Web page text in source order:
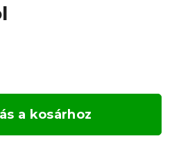
a kosárhoz